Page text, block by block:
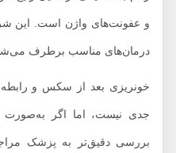
و عفونت‌های واژن است. این شرایط
درمان‌های مناسب برطرف می‌شوند.
خونریزی بعد از سکس و رابطه
جدی نیست، اما اگر به‌صورت
بررسی دقیق‌تر به پزشک مراجعه